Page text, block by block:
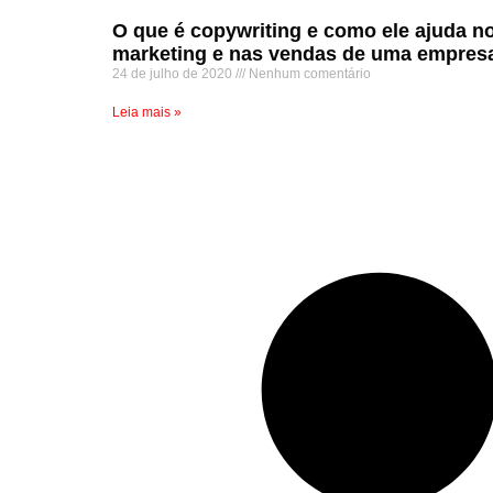
O que é copywriting e como ele ajuda
marketing e nas vendas de uma
24 de julho de 2020 Nenhum comentário
Leia mais »